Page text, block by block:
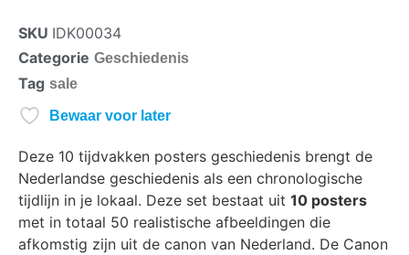
SKU IDK00034
Categorie Geschiedenis
Tag sale
Bewaar voor later
Deze 10 tijdvakken posters geschiedenis brengt de
Nederlandse geschiedenis als een chronologische
tijdlijn in je lokaal. Deze set bestaat uit 10 posters
met in totaal 50 realistische afbeeldingen die
afkomstig zijn uit de canon van Nederland. De Canon